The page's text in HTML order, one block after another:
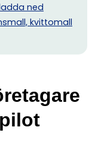
ned
kvittomall